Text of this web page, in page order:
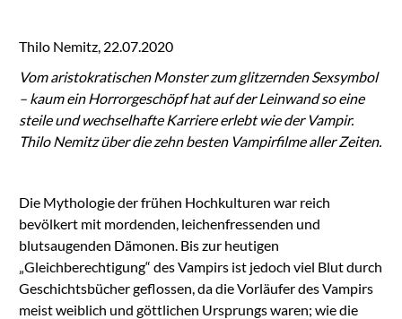
Thilo Nemitz, 22.07.2020
Vom aristokratischen Monster zum glitzernden Sexsymbol
– kaum ein Horrorgeschöpf hat auf der Leinwand so eine
steile und wechselhafte Karriere erlebt wie der Vampir.
Thilo Nemitz über die zehn besten Vampirfilme aller Zeiten.
Die Mythologie der frühen Hochkulturen war reich
bevölkert mit mordenden, leichenfressenden und
blutsaugenden Dämonen. Bis zur heutigen
„Gleichberechtigung“ des Vampirs ist jedoch viel Blut durch
Geschichtsbücher geflossen, da die Vorläufer des Vampirs
meist weiblich und göttlichen Ursprungs waren; wie die